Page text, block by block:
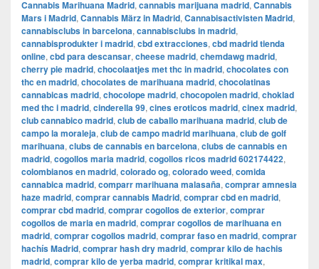
Cannabis Marihuana Madrid, cannabis marijuana madrid, Cannabis
Mars i Madrid, Cannabis März in Madrid, Cannabisactivisten Madrid,
cannabisclubs in barcelona, cannabisclubs in madrid,
cannabisprodukter i madrid, cbd extracciones, cbd madrid tienda
online, cbd para descansar, cheese madrid, chemdawg madrid,
cherry pie madrid, chocolaatjes met thc in madrid, chocolates con
thc en madrid, chocolates de marihuana madrid, chocolatinas
cannabicas madrid, chocolope madrid, chocopolen madrid, choklad
med thc i madrid, cinderella 99, cines eroticos madrid, cinex madrid,
club cannabico madrid, club de caballo marihuana madrid, club de
campo la moraleja, club de campo madrid marihuana, club de golf
marihuana, clubs de cannabis en barcelona, clubs de cannabis en
madrid, cogollos maria madrid, cogollos ricos madrid 602174422,
colombianos en madrid, colorado og, colorado weed, comida
cannabica madrid, comparr marihuana malasaña, comprar amnesia
haze madrid, comprar cannabis Madrid, comprar cbd en madrid,
comprar cbd madrid, comprar cogollos de exterior, comprar
cogollos de maria en madrid, comprar cogollos de marihuana en
madrid, comprar cogollos madrid, comprar faso en madrid, comprar
hachís Madrid, comprar hash dry madrid, comprar kilo de hachis
madrid, comprar kilo de yerba madrid, comprar kritikal max,